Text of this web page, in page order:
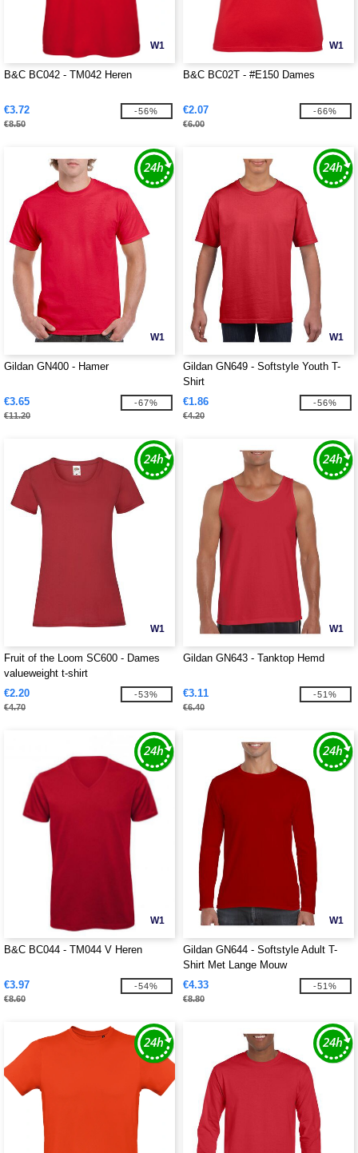
W1
B&C BC042 - TM042 Heren
€3.72
€8.50
-56%
W1
B&C BC02T - #E150 Dames
€2.07
€6.00
-66%
W1
Gildan GN400 - Hamer
€3.65
€11.20
-67%
W1
Gildan GN649 - Softstyle Youth T-
Shirt
€1.86
€4.20
-56%
W1
Fruit of the Loom SC600 - Dames
valueweight t-shirt
€2.20
€4.70
-53%
W1
Gildan GN643 - Tanktop Hemd
€3.11
€6.40
-51%
W1
B&C BC044 - TM044 V Heren
€3.97
€8.60
-54%
W1
Gildan GN644 - Softstyle Adult T-
Shirt Met Lange Mouw
€4.33
€8.80
-51%